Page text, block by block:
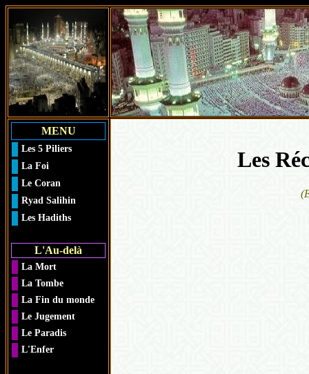
MENU
Les 5 Piliers
La Foi
Le Coran
Ryad Salihin
Les Hadiths
L'Au-delà
La Mort
La Tombe
La Fin du monde
Le Jugement
Le Paradis
L'Enfer
Les